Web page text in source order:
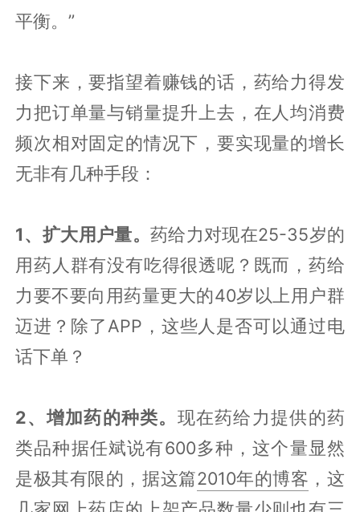
平衡。”
接下来，要指望着赚钱的话，药给力得发
力把订单量与销量提升上去，在人均消费
频次相对固定的情况下，要实现量的增长
无非有几种手段：
1、扩大用户量。 药给力对现在25-35岁的
用药人群有没有吃得很透呢？既而，药给
力要不要向用药量更大的40岁以上用户群
迈进？除了APP，这些人是否可以通过电
话下单？
2、增加药的种类。 现在药给力提供的药
类品种据任斌说有600多种，这个量显然
是极其有限的，据这篇2010年的博客 ，这